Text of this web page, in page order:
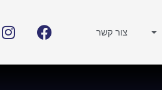
צור קשר